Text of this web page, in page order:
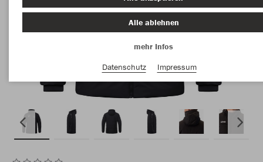
Alle ablehnen
mehr Infos
Datenschutz
Impressum